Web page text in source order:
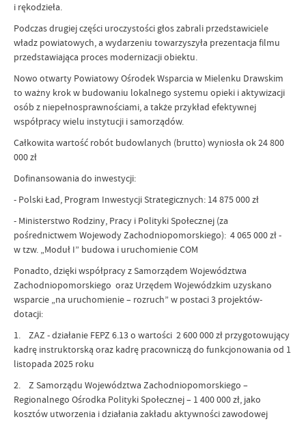
i rękodzieła.
Podczas drugiej części uroczystości głos zabrali przedstawiciele
władz powiatowych, a wydarzeniu towarzyszyła prezentacja filmu
przedstawiająca proces modernizacji obiektu.
Nowo otwarty Powiatowy Ośrodek Wsparcia w Mielenku Drawskim
to ważny krok w budowaniu lokalnego systemu opieki i aktywizacji
osób z niepełnosprawnościami, a także przykład efektywnej
współpracy wielu instytucji i samorządów.
Całkowita wartość robót budowlanych (brutto) wyniosła ok 24 800
000 zł
Dofinansowania do inwestycji:
- Polski Ład, Program Inwestycji Strategicznych: 14 875 000 zł
- Ministerstwo Rodziny, Pracy i Polityki Społecznej (za
pośrednictwem Wojewody Zachodniopomorskiego): 4 065 000 zł -
w tzw. „Moduł I” budowa i uruchomienie COM
Ponadto, dzięki współpracy z Samorządem Województwa
Zachodniopomorskiego oraz Urzędem Wojewódzkim uzyskano
wsparcie „na uruchomienie – rozruch” w postaci 3 projektów-
dotacji:
1. ZAZ - działanie FEPZ 6.13 o wartości 2 600 000 zł przygotowujący
kadrę instruktorską oraz kadrę pracowniczą do funkcjonowania od 1
listopada 2025 roku
2. Z Samorządu Województwa Zachodniopomorskiego –
Regionalnego Ośrodka Polityki Społecznej – 1 400 000 zł, jako
kosztów utworzenia i działania zakładu aktywności zawodowej